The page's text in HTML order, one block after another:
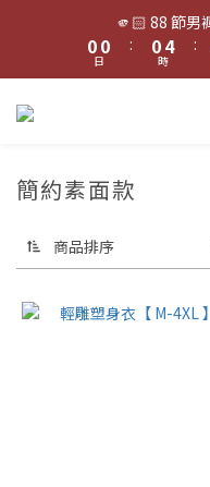
✨ 8 月夏日涼
🫵🏻 88 節男
00
日
:
1
0
5
4
3
時
:
✨ 8 月夏日涼
簡約素面款
商品排序